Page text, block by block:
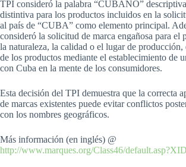
TPI consideró la palabra “CUBANO”
distintiva para los productos incluidos en la
al país de “CUBA” como elemento principal.
consideró la solicitud de marca engañosa para el
la naturaleza, la calidad o el lugar de
de los productos mediante el establecimiento de
con Cuba en la mente de los consumidores.
Esta decisión del TPI demuestra que la correcta
de marcas existentes puede evitar conflictos
con los nombres geográficos.
Más información (en inglés) @
http://www.marques.org/Class46/